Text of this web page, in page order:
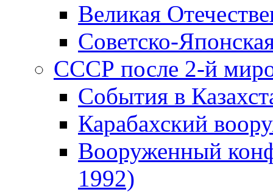
Великая
Советско-
СССР после 2-й
События в
Карабахский
Вооруженный
1992)